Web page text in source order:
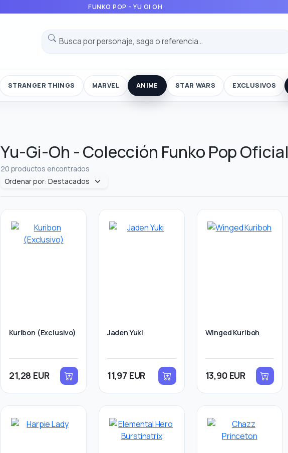
FUNKO POP - YU GI OH
STRANGER THINGS MARVEL ANIME STAR WARS EXCLUSIVOS
Yu-Gi-Oh - Colección Funko Pop Oficial
20 productos encontrados
Kuribon (Exclusivo)
21,28 EUR
Jaden Yuki
11,97 EUR
Winged Kuriboh
13,90 EUR